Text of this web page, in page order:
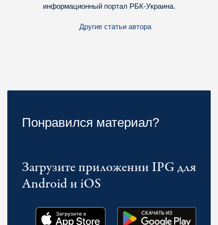
информационный портал РБК-Украина.
Другие статьи автора
Понравился материал?
Загрузите приложении IPG для
Android и iOS